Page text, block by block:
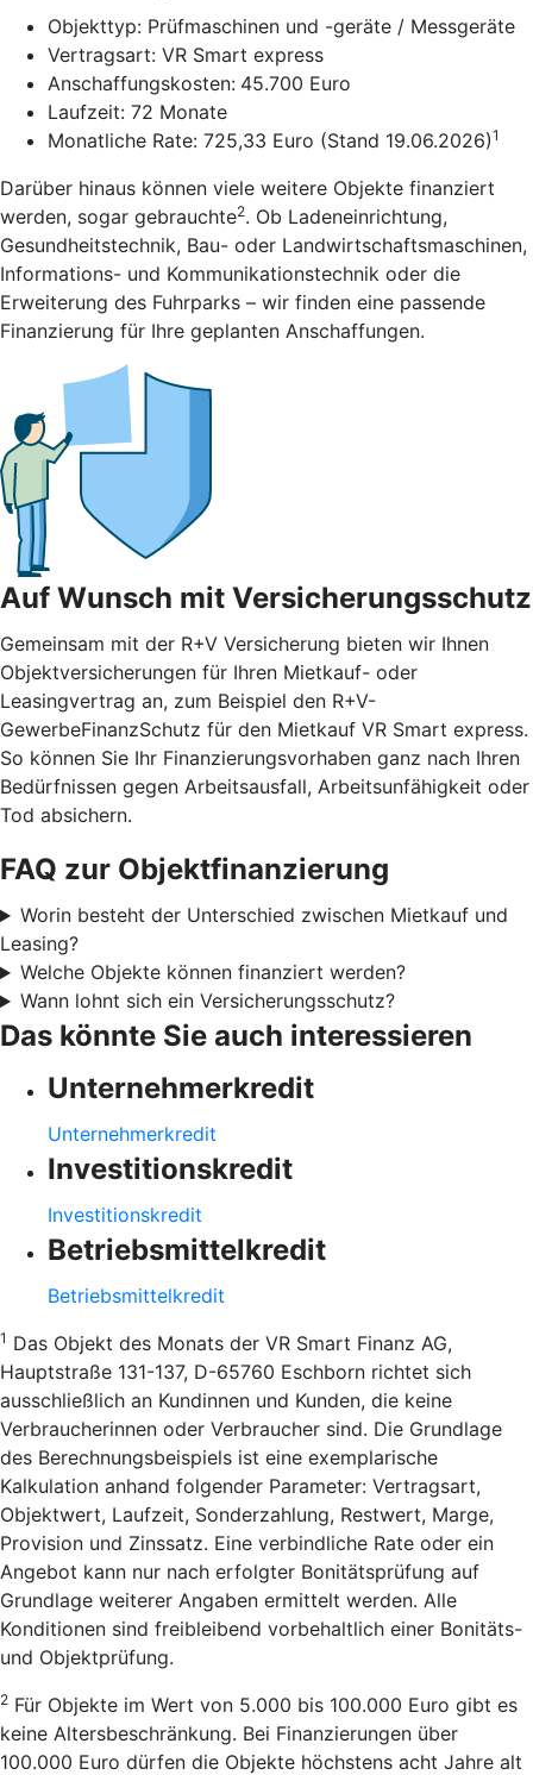
Objekttyp: Prüfmaschinen und -geräte / Messgeräte
Vertragsart: VR Smart express
Anschaffungskosten: 45.700 Euro
Laufzeit: 72 Monate
Monatliche Rate: 725,33 Euro (Stand 19.06.2026)1
Darüber hinaus können viele weitere Objekte finanziert
werden, sogar gebrauchte2. Ob Ladeneinrichtung,
Gesundheitstechnik, Bau- oder Landwirtschaftsmaschinen,
Informations- und Kommunikationstechnik oder die
Erweiterung des Fuhrparks – wir finden eine passende
Finanzierung für Ihre geplanten Anschaffungen.
Auf Wunsch mit Versicherungsschutz
Gemeinsam mit der R+V Versicherung bieten wir Ihnen
Objektversicherungen für Ihren Mietkauf- oder
Leasingvertrag an, zum Beispiel den R+V-
GewerbeFinanzSchutz für den Mietkauf VR Smart express.
So können Sie Ihr Finanzierungsvorhaben ganz nach Ihren
Bedürfnissen gegen Arbeitsausfall, Arbeitsunfähigkeit oder
Tod absichern.
FAQ zur Objektfinanzierung
Worin besteht der Unterschied zwischen Mietkauf und
Leasing?
Welche Objekte können finanziert werden?
Wann lohnt sich ein Versicherungsschutz?
Das könnte Sie auch interessieren
Unternehmerkredit
Unternehmerkredit
Investitionskredit
Investitionskredit
Betriebsmittelkredit
Betriebsmittelkredit
1 Das Objekt des Monats der VR Smart Finanz AG,
Hauptstraße 131-137, D-65760 Eschborn richtet sich
ausschließlich an Kundinnen und Kunden, die keine
Verbraucherinnen oder Verbraucher sind. Die Grundlage
des Berechnungsbeispiels ist eine exemplarische
Kalkulation anhand folgender Parameter: Vertragsart,
Objektwert, Laufzeit, Sonderzahlung, Restwert, Marge,
Provision und Zinssatz. Eine verbindliche Rate oder ein
Angebot kann nur nach erfolgter Bonitätsprüfung auf
Grundlage weiterer Angaben ermittelt werden. Alle
Konditionen sind freibleibend vorbehaltlich einer Bonitäts-
und Objektprüfung.
2 Für Objekte im Wert von 5.000 bis 100.000 Euro gibt es
keine Altersbeschränkung. Bei Finanzierungen über
100.000 Euro dürfen die Objekte höchstens acht Jahre alt